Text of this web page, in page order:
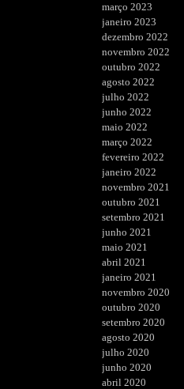
março 2023
janeiro 2023
dezembro 2022
novembro 2022
outubro 2022
agosto 2022
julho 2022
junho 2022
maio 2022
março 2022
fevereiro 2022
janeiro 2022
novembro 2021
outubro 2021
setembro 2021
junho 2021
maio 2021
abril 2021
janeiro 2021
novembro 2020
outubro 2020
setembro 2020
agosto 2020
julho 2020
junho 2020
abril 2020